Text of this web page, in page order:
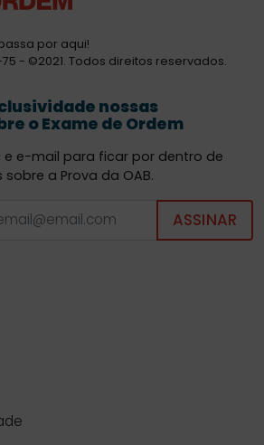
por aqui!
75 - ©2021. Todos direitos reservados.
nossas
o Exame de Ordem
e e-mail para ficar por dentro de
a Prova da OAB.
ASSINAR